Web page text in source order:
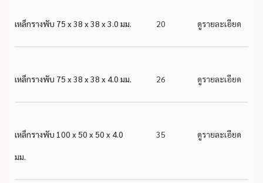
เหล็กรางพับ 75 x 38 x 38 x 3.0 มม. 20 ดูรายละเอียด
เหล็กรางพับ 75 x 38 x 38 x 4.0 มม. 26 ดูรายละเอียด
เหล็กรางพับ 100 x 50 x 50 x 4.0
มม.
35 ดูรายละเอียด